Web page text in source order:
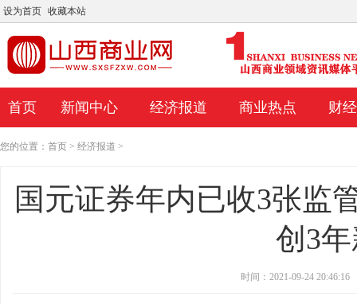
设为首页 收藏本站
首页 新闻中心 经济报道 商业热点 财
您的位置： 首页 > 经济报道 >
国元证券年内已收3张监
创3
时间：2021-09-24 20:46:16